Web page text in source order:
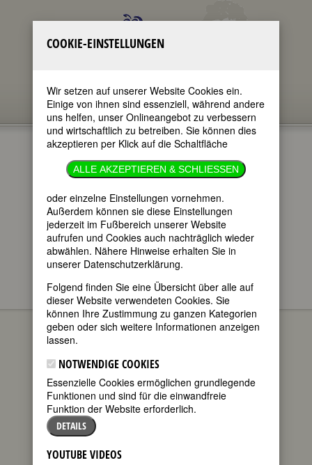
GEDENKTAGE
5.10.2022
im ganzen Text
nur in Titeln
Hier finden Sie - im täglichen Wechsel -
die aktuellen Gedenktage bedeutender
Frauen. Wenn Sie mehr über diese
Frauen wissen möchten oder sich über
kommende Gedenktage informieren
wollen, empfehlen wir Ihnen die
FemBio-Datenbank.
Zum heutigen Datum passen 38
Geburtstage
COOKIE-EINSTELLUNGEN
Wir setzen auf unserer Website Cookies ein.
Einige von ihnen sind essenziell, während andere
uns helfen, unser Onlineangebot zu verbessern
und wirtschaftlich zu betreiben. Sie können dies
akzeptieren per Klick auf die Schaltfläche
ALLE AKZEPTIEREN & SCHLIESSEN
oder einzelne Einstellungen vornehmen.
Außerdem können sie diese Einstellungen
jederzeit im Fußbereich unserer Website
aufrufen und Cookies auch nachträglich wieder
abwählen. Nähere Hinweise erhalten Sie in
unserer Datenschutzerklärung.
Folgend finden Sie eine Übersicht über alle auf
dieser Website verwendeten Cookies. Sie
können Ihre Zustimmung zu ganzen Kategorien
geben oder sich weitere Informationen anzeigen
lassen.
NOTWENDIGE COOKIES
Essenzielle Cookies ermöglichen grundlegende
Funktionen und sind für die einwandfreie
Funktion der Website erforderlich.
DETAILS
YOUTUBE VIDEOS